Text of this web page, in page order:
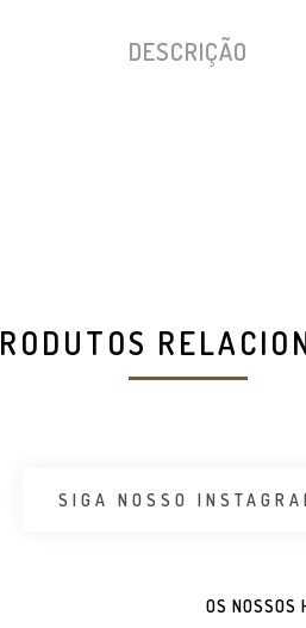
DESCRIÇÃO
SIGA NOSSO
OS NOSSOS